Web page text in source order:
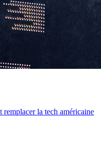
la tech américaine